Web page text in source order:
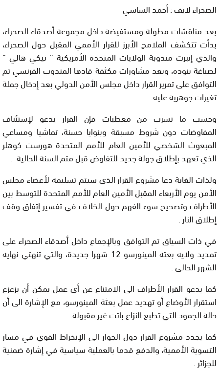
الصحراء لايف : أحمد الساسي
بعد مناقشات مطولة ومستفيضة داخل مجموعة أصدقاء الصحراء،
بدأت تتكشف الملامح الأبرز للقرار الأممي المقبل حول الصحراء،
والذي إنبرت مندوبة الولايات المتحدة الأمريكية ” نيكي هالي ”
لصياغة بنوده، وبعد مشاورات مكثفة قادها المندوب الفرنسي تم
التوافق على تمرير القرار داخل مجلس الأمن الدولي بعد إدخال جملة
تغيرات جوهرية عليه.
وحسب ما تسرب من معطيات فإن القرار يدعو لإستئناف
المفاوضات دون شروط مسبقة وبنوايا حسنة، تماشيا ومساعي
المبعوث الشخصي للأمين العام للأمم المتحدة هورست كوهلر
الذي تعهد بإطلاق جولة جديد للتفاوض قبل متم السنة الحالية .
ولذات الغاية دعا مشروع القرار الذي سيتم تسليمه لأعضاء مجلس
الأمن يوم الأربعاء المقبل الأمين العام للأمم المتحدة للتوسط بين
الأطراف وتصحيح سوء الفهم حول الخلاف في تفسير إتفاق وقف
إطلاق النار .
في ذات السياق تم التوافق وبالإجماع داخل أصدقاء الصحراء على
تمديد ولاية بعثة المينورسو 12 شهرا جديدة، والتي تنهتي نهاية
الشهر الحالي .
كما يدعو القرار الأطراف الى الامتناع عن أي عمل يمكن أن يزعزع
استقرار الأوضاع أو تهديد عمل بعثة المينورسو، مع الإشارة الى أن
حالة الجمود التي تطبع النزاع باتت غير مقبولة.
كما يجدد مشروع القرار دول الجوار الى الإنخراط القوي في مسار
التسوية الأممية، والدفع قدما بالعملية سياسية في إشارة ضمنية
للجزائر .